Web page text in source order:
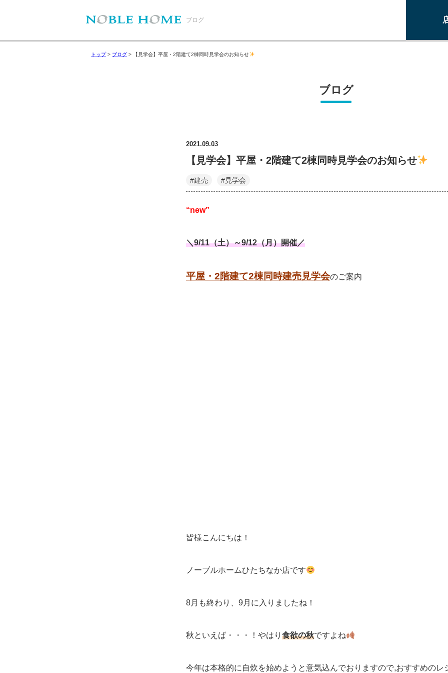
ブログ
トップ> ブログ > 【見学会】平屋・2階建て2棟同時見学会のお知らせ
ブログ
2021.09.03
【見学会】平屋・2階建て2棟同時見学会のお知らせ
#建売 #見学会
“new”
＼9/11（土）～9/12（月）開催／
平屋・ 2階建て2棟同時建売見学会のご案内
皆様こんにちは！
ノーブルホームひたちなか店です
8月も終わり、9月に入りましたね！
秋といえば・・・！やはり 食欲の秋ですよね
今年は本格的に自炊を始めようと意気込んでおりますので,おすすめのレ